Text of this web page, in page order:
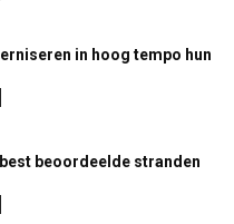
in hoog tempo hun
beoordeelde stranden